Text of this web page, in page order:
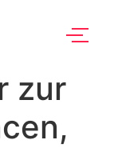
zur